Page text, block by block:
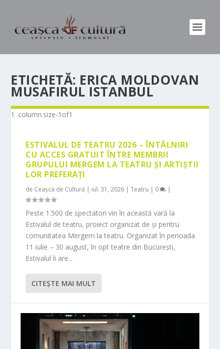
ETICHETĂ: ERICA MOLDOVAN
MUSAFIRUL ISTANBUL
ESTIVALUL DE TEATRU 2026 – ÎNTÂLNIRI
CU ACCES GRATUIT ÎNTRE MEMBRII
GRUPULUI MERGEM LA TEATRU ȘI ARTIȘTII
LOR PREFERAȚI
de Ceașca de Cultură | iul. 31, 2026 |Teatru | 0 |
Peste 1.500 de spectatori vin în această vară la
Estivalul de teatru, proiect organizat de și pentru
comunitatea Mergem la teatru. Organizat în perioada
11 iulie – 30 august, în opt teatre din București,
Estivalul îi are...
CITEŞTE MAI MULT